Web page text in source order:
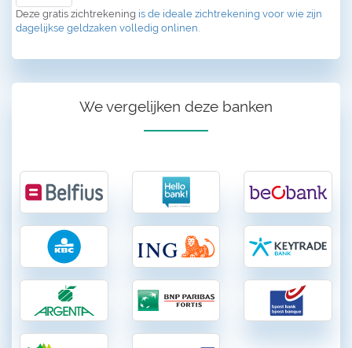
Deze gratis zichtrekening is de ideale zichtrekening voor wie zijn
dagelijkse geldzaken volledig onlinen.
We vergelijken deze banken